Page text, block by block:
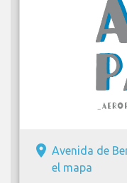
place Avenida de
el mapa